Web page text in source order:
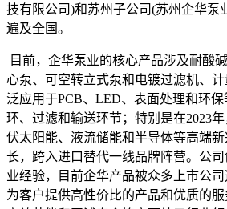
技有限公司)和苏州子公司(苏州企华泵
遍及全国。
目前，企华泵业的核心产品涉及耐酸
心泵、可空转立式泵和电镀过滤机、
泛应用于PCB、LED、表面处理和环
环、过滤和输送环节；特别是在2023
伏太阳能、液流储能和半导体等高端
长，跨入进口替代一线品牌阵营。公
业经验，目前企华产品被众多上市公
为客户提供高性价比的产品和优质的服